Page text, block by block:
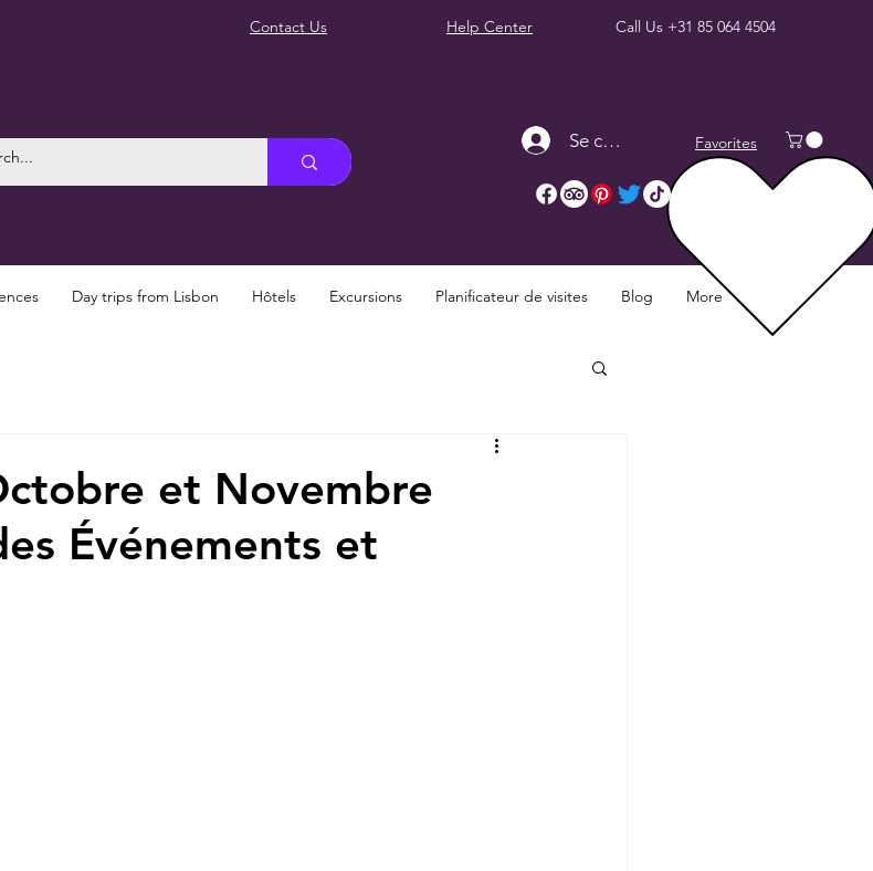
Contact Us Help Center Call Us +31 85 064 4504
Se connecter Favorites
Day trips from Lisbon Hôtels Excursions Planificateur de visites Blog More
et Novembre
Événements et